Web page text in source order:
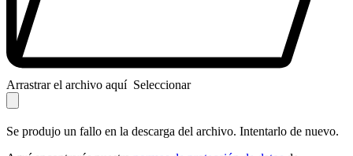
Arrastrar el archivo aquí Seleccionar
Se produjo un fallo en la descarga del archivo. Intentarlo de nuevo.